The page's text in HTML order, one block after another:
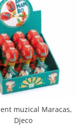
muzical Maracas,
Djeco